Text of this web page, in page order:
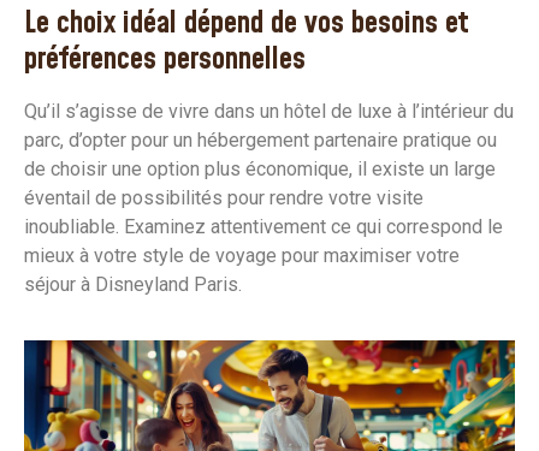
Le choix idéal dépend de vos besoins et
préférences personnelles
Qu’il s’agisse de vivre dans un hôtel de luxe à l’intérieur du
parc, d’opter pour un hébergement partenaire pratique ou
de choisir une option plus économique, il existe un large
éventail de possibilités pour rendre votre visite
inoubliable. Examinez attentivement ce qui correspond le
mieux à votre style de voyage pour maximiser votre
séjour à Disneyland Paris.